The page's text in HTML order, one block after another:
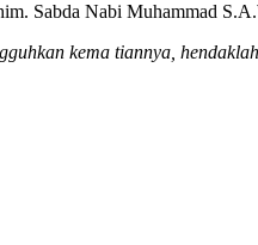
Sabda Nabi Muhammad
kema tiannya,